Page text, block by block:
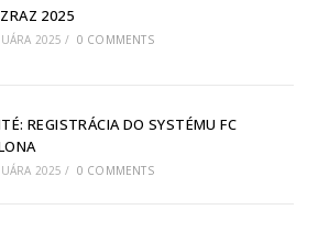
2025
2025 / 0 COMMENTS
REGISTRÁCIA DO SYSTÉMU FC
2025 / 0 COMMENTS